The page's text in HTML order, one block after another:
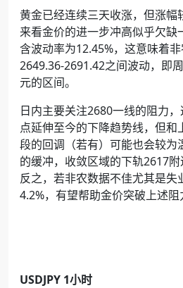
黄金已经连续三天收涨，但涨幅
来看金价的进一步冲高似乎欠缺
含波动率为12.45%，这意味着
2649.36-2691.42之间波动，即
元的区间。
日内主要关注2680一线的阻力
点延伸至今的下降趋势线，但
段的回调（若有）可能也会较为
的缓冲，收敛区域的下轨2617附
反之，若非农数据不佳尤其是失
4.2%，有望帮助金价突破上述阻
USDJPY 1小时